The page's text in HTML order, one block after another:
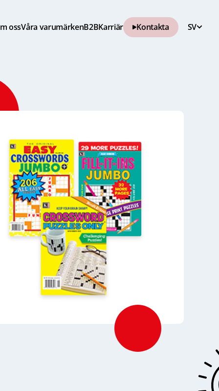
ossVåra varumärkenB2BKarriär Kontakta